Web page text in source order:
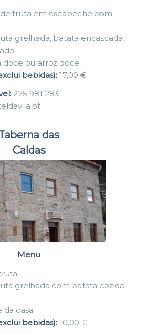
truta em escabeche com
grelhada, batata encascada,
ou arroz doce
bebidas):17,00 €
275 981 283
das
Caldas
Menu
grelhada com batata cozida
casa
bebidas):10,00 €